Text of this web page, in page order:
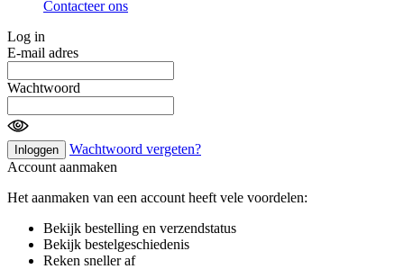
Contacteer ons
Log in
E-mail adres
Wachtwoord
Inloggen
Wachtwoord vergeten?
Account aanmaken
Het aanmaken van een account heeft vele voordelen:
Bekijk bestelling en verzendstatus
Bekijk bestelgeschiedenis
Reken sneller af